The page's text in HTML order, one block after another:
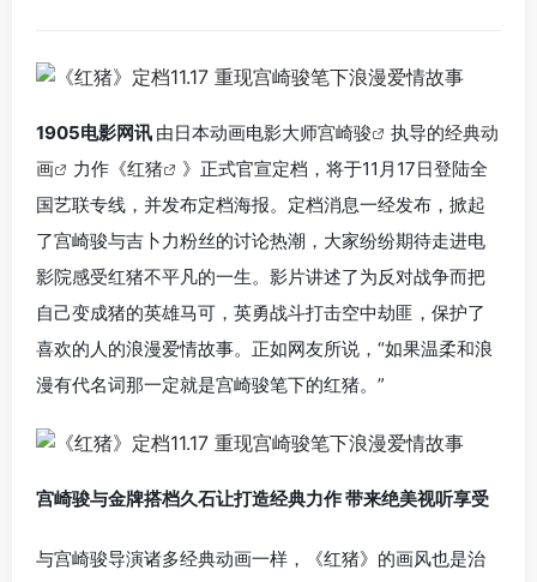
1905电影网讯 由日本动画电影大师宫崎骏 执导的经典动
画
力作 《红猪 》 正式官宣定档，将于11月17日登陆全
国艺联专线，并发布定档海报。定档消息一经发布，掀起
了宫崎骏与吉卜力粉丝的讨论热潮，大家纷纷期待走进电
影院感受红猪不平凡的一生。影片讲述了为反对战争而把
自己变成猪的英雄马可 ，英勇战斗打击空中劫匪，保护了
喜欢的人的浪漫爱情故事。正如网友所说，“如果温柔和浪
漫有代名词那一定就是宫崎骏笔下的红猪。”
宫崎骏与金牌搭档久石让打造经典力作 带来绝美视听享受
与宫崎骏导演诸多经典动画一样，《红猪》的画风也是治